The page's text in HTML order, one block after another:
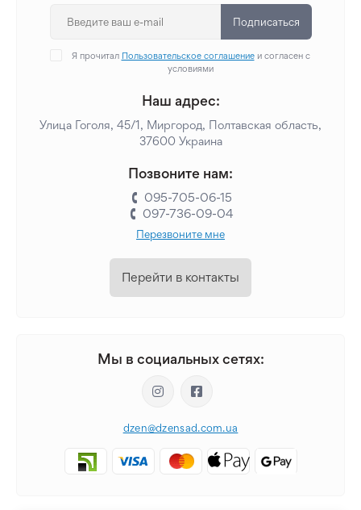
Подписаться
Я прочитал Пользовательское соглашениеи согласен с
условиями
Наш адрес:
Улица Гоголя, 45/1, Миргород, Полтавская область,
37600 Украина
Позвоните нам:
095-705-06-15
097-736-09-04
Перезвоните мне
Перейти в контакты
Мы в социальных сетях:
dzen@dzensad.com.ua